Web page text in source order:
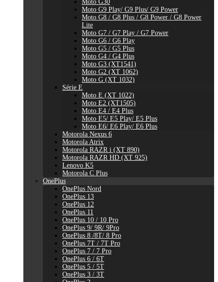
Moto G30
Moto G9 Play/ G9 Plus/ G9 Power
Moto G8 / G8 Plus / G8 Power / G8 Power
Lite
Moto G7 / G7 Play / G7 Power
Moto G6 / G6 Play
Moto G5 / G5 Plus
Moto G4 / G4 Plus
Moto G3 (XT1541)
Moto G2 (XT 1062)
Moto G (XT 1032)
Série E
Moto E (XT 1022)
Moto E2 (XT1505)
Moto E4 / E4 Plus
Moto E5/ E5 Play/ E5 Plus
Moto E6/ E6 Play/ E6 Plus
Motorola Nexus 6
Motorola Atrix
Motorola RAZR i (XT 890)
Motorola RAZR HD (XT 925)
Lenovo K5
Motorola C Plus
OnePlus
OnePlus Nord
OnePlus 13
OnePlus 12
OnePlus 11
OnePlus 10 / 10 Pro
OnePlus 9/ 9R/ 9Pro
OnePlus 8 /8T/ 8 Pro
OnePlus 7T / 7T Pro
OnePlus 7 / 7 Pro
OnePlus 6 / 6T
OnePlus 5 / 5T
OnePlus 3 / 3T